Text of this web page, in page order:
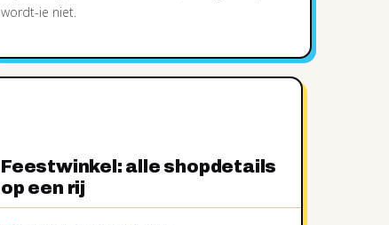
wordt-ie niet.
Feestwinkel: alle shopdetails
op een rij